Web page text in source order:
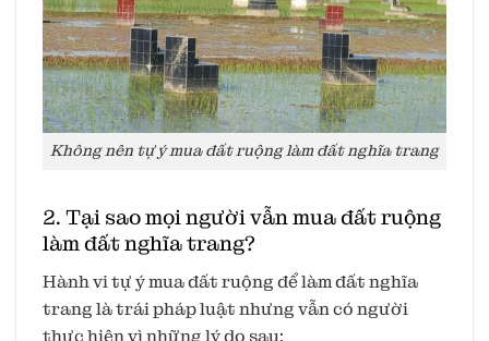
Không nên tự ý mua đất ruộng làm đất nghĩa trang
2. Tại sao mọi người vẫn mua đất ruộng
làm đất nghĩa trang?
Hành vi tự ý mua đất ruộng để làm đất nghĩa
trang là trái pháp luật nhưng vẫn có người
thực hiện vì những lý do sau: